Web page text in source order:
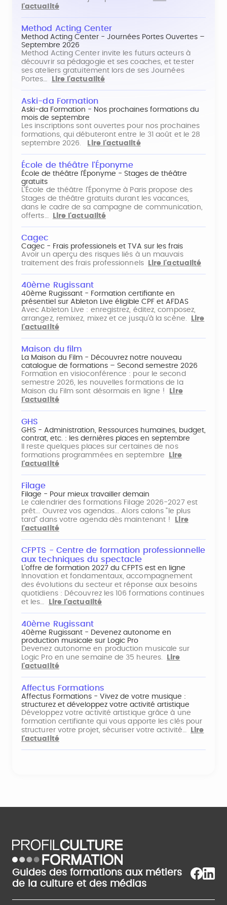
l'actualité
Method Acting Center
Method Acting Center - Journées Portes Ouvertes –
Septembre 2026
Method Acting Center invite les futurs acteurs à
découvrir sa pédagogie et ses coaches, et tester
ses ateliers gratuitement lors de ses Journées
Portes…
Lire l'actualité
Aski-da Formation
Aski-da Formation - Nos prochaines formations du
mois de septembre
Les inscriptions sont ouvertes pour nos prochaines
formations, qui débuteront entre le 31 août et le 28
septembre 2026.
Lire l'actualité
École de théâtre l'Éponyme
École de théâtre l'Éponyme - Stages de théâtre
gratuits
L'École de théâtre l'Éponyme à Paris propose des
Stages de théâtre gratuits durant les vacances,
dans le cadre de sa campagne de communication,
offerts…
Lire l'actualité
Cagec
Cagec - Frais professionels et TVA sur les frais
Avoir un aperçu des risques liés à un mauvais
traitement des frais professionnels
Lire l'actualité
40ème Rugissant
40ème Rugissant - Formation certifiante en
présentiel sur Ableton Live éligible CPF et AFDAS
Avec Ableton Live : enregistrez, éditez, composez,
arrangez, remixez, mixez et ce jusqu'à la scène.
Lire
l'actualité
Maison du film
La Maison du Film - Découvrez notre nouveau
catalogue de formations – Second semestre 2026
Formation en visioconférence : pour le second
semestre 2026, les nouvelles formations de la
Maison du Film sont désormais en ligne !
Lire
l'actualité
GHS
GHS - Administration, Ressources humaines, budget,
contrat, etc. : les dernières places en septembre
Il reste quelques places sur certaines de nos
formations programmées en septembre
Lire
l'actualité
Filage
Filage - Pour mieux travailler demain
Le calendrier des formations Filage 2026-2027 est
prêt... Ouvrez vos agendas... Alors calons "le plus
tard" dans votre agenda dès maintenant !
Lire
l'actualité
CFPTS - Centre de formation professionnelle
aux techniques du spectacle
L’offre de formation 2027 du CFPTS est en ligne
Innovation et fondamentaux, accompagnement
des évolutions du secteur et réponse aux besoins
quotidiens : Découvrez les 106 formations continues
et les…
Lire l'actualité
40ème Rugissant
40ème Rugissant - Devenez autonome en
production musicale sur Logic Pro
Devenez autonome en production musicale sur
Logic Pro en une semaine de 35 heures.
Lire
l'actualité
Affectus Formations
Affectus Formations - Vivez de votre musique :
structurez et développez votre activité artistique
Développez votre activité artistique grâce à une
formation certifiante qui vous apporte les clés pour
structurer votre projet, sécuriser votre activité…
Lire
l'actualité
Guides des formations aux métiers
de la culture et des médias